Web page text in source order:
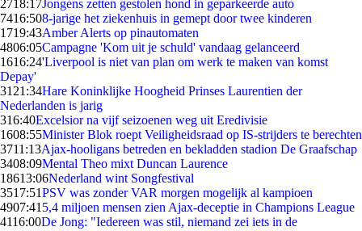
2718:17Jongens zetten gestolen hond in geparkeerde auto
7416:508-jarige het ziekenhuis in gemept door twee kinderen
1719:43Amber Alerts op pinautomaten
4806:05Campagne 'Kom uit je schuld' vandaag gelanceerd
1616:24'Liverpool is niet van plan om werk te maken van komst
Depay'
31 21:34Hare Koninklijke Hoogheid Prinses Laurentien der
Nederlanden is jarig
316:40Excelsior na vijf seizoenen weg uit Eredivisie
1608:55Minister Blok roept Veiligheidsraad op IS-strijders te berechten
3711:13Ajax-hooligans betreden en bekladden stadion De Graafschap
3408:09Mental Theo mixt Duncan Laurence
18613:06Nederland wint Songfestival
3517:51PSV was zonder VAR morgen mogelijk al kampioen
4907:41 5,4 miljoen mensen zien Ajax-deceptie in Champions League
4116:00De Jong: "Iedereen was stil, niemand zei iets in de